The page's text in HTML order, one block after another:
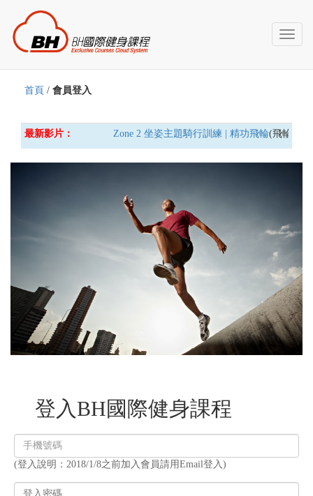
Toggle
首頁 / 會員登入
最新影片： Zone 2 坐姿主題騎行訓練 | 精功飛輪(飛輪車
登入BH國際健身課程
入
帳
號
(登入說明：2018/1/8之前加入會員請用Email登入)